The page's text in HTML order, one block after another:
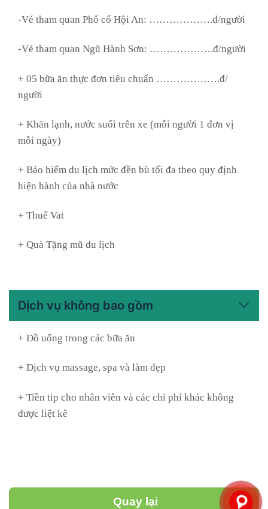
-Vé tham quan Phố cổ Hội An: ……………….đ/người
-Vé tham quan Ngũ Hành Sơn: ……………….đ/người
+ 05 bữa ăn thực đơn tiêu chuẩn ……………….đ/
người
+ Khăn lạnh, nước suối trên xe (mỗi người 1 đơn vị
mỗi ngày)
+ Bảo hiểm du lịch mức đền bù tối đa theo quy định
hiện hành của nhà nước
+ Thuế Vat
+ Quà Tặng mũ du lịch
Dịch vụ không bao gồm
+ Đồ uống trong các bữa ăn
+ Dịch vụ massage, spa và làm đẹp
+ Tiền tip cho nhân viên và các chi phí khác không
được liệt kê
Quay lại